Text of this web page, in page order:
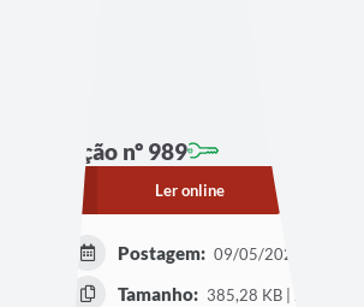
Edição nº 989
Ler online
Postagem: 09/05/2025 às 10h44
Tamanho: 385,28 KB | 2 páginas